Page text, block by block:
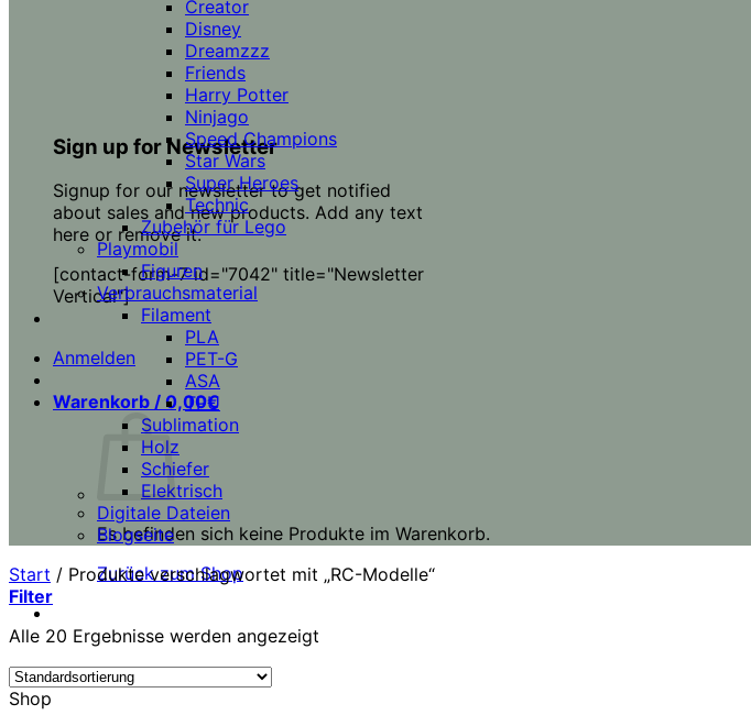
Sign up for Newsletter
Signup for our newsletter to get notified
about sales and new products. Add any text
here or remove it.
[contact-form-7 id="7042" title="Newsletter
Vertical"]
Anmelden
Warenkorb / 0,00€
Es befinden sich keine Produkte im Warenkorb.
Zurück zum Shop
Creator
Disney
Dreamzzz
Friends
Harry Potter
Ninjago
Speed Champions
Star Wars
Super Heroes
Technic
Zubehör für Lego
Playmobil
Figuren
Verbrauchsmaterial
Filament
PLA
PET-G
ASA
TPU
Sublimation
Holz
Schiefer
Elektrisch
Digitale Dateien
Blogseite
Start / Produkte verschlagwortet mit „RC-Modelle“
Filter
Alle 20 Ergebnisse werden angezeigt
Shop